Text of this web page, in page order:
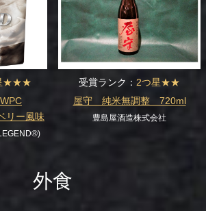
★★★
リー風味
受賞ランク： 2つ星★★
屋守 純米無調整 720ml
豊島屋酒造株式会社
外食